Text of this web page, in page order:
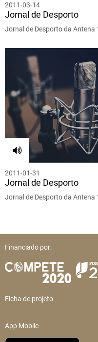
2011-03-14
Jornal de Desporto
Jornal de Desporto da Antena
2011-01-31
Jornal de Desporto
Jornal de Desporto da Antena
Financiado por:
Ficha de projeto
App Mobile